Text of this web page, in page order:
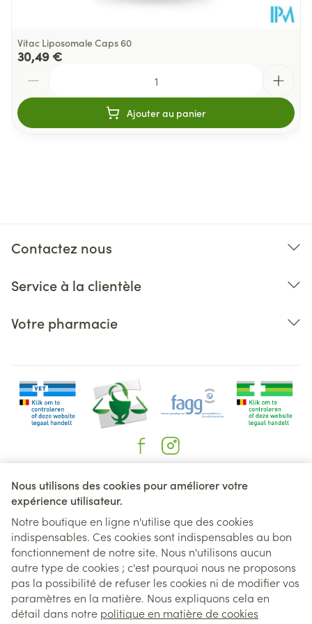
Nous utilisons des cookies pour améliorer votre
expérience utilisateur.
Notre boutique en ligne n'utilise que des cookies
indispensables. Ces cookies sont indispensables au bon
fonctionnement de notre site. Nous n'utilisons aucun
autre type de cookies ; c'est pourquoi nous ne proposons
pas la possibilité de refuser les cookies ni de modifier vos
paramètres en la matière. Nous expliquons cela en
détail dans notre politique en matière de cookies
Vitac Liposomale Caps 60
30,49 €
Ajouter au panier
Contactez nous
Service à la clientèle
Votre pharmacie
Liens légaux